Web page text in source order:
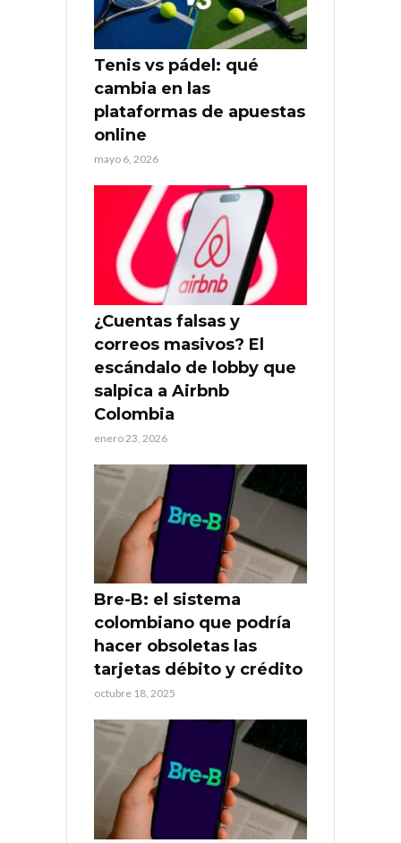
Tenis vs pádel: qué
cambia en las
plataformas de apuestas
online
mayo 6, 2026
¿Cuentas falsas y
correos masivos? El
escándalo de lobby que
salpica a Airbnb
Colombia
enero 23, 2026
Bre-B: el sistema
colombiano que podría
hacer obsoletas las
tarjetas débito y crédito
octubre 18, 2025